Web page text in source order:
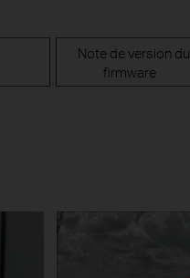
Note de version du
firmware